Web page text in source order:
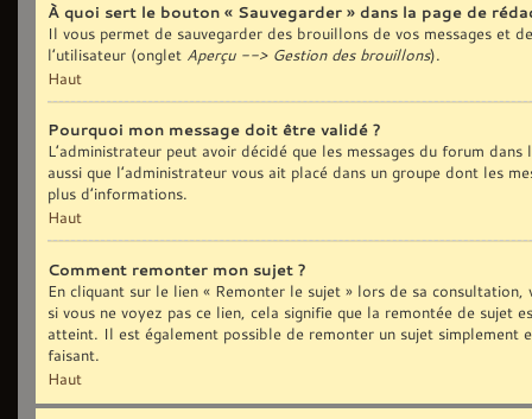
À quoi sert le bouton « Sauvegarder » dans la page de
Il vous permet de sauvegarder des brouillons de vos messages et
l’utilisateur (onglet Aperçu --> Gestion des brouillons).
Haut
Pourquoi mon message doit être validé ?
L’administrateur peut avoir décidé que les messages du forum
aussi que l’administrateur vous ait placé dans un groupe dont les
plus d’informations.
Haut
Comment remonter mon sujet ?
En cliquant sur le lien « Remonter le sujet » lors de sa consultation,
si vous ne voyez pas ce lien, cela signifie que la remontée de sujet
atteint. Il est également possible de remonter un sujet simplement
faisant.
Haut